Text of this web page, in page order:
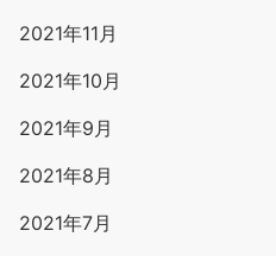
2021年11月
2021年10月
2021年9月
2021年8月
2021年7月